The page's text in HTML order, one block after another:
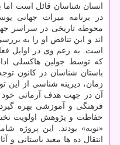
انسان شناسان قائل است
محوطه تاریخی در سراسر
اند و این تناقض او را به
است. به زعم وی در اوایل
كه توسط جولین هاكسلی
باستان شناسان در كانون
زمان، دیرینه شناسی از این
آن در جهت هدف آرمانی خود
حفاظت و پژوهش اولویت
«نوبه» بودند. این پروژه
انتقال ده ها معبد باستانی و